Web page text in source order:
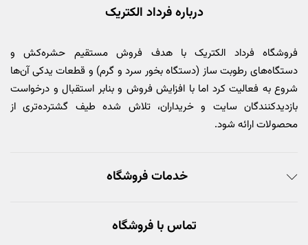
درباره فرداد الکتریک
فروشگاه فرداد الکتریک با هدف فروش مستقیم حشره‌کش و
دستگاه‌های رطوبت ساز (دستگاه بخور سرد و گرم) و قطعات یدکی آن‌ها
شروع به فعالیت کرد اما با افزایش فروش و بنابر استقبال و درخواست
بازدیدکنندگان سایت و خریداران، تلاش شده طیف گشترده‌تری از
محصولات ارائه شود.
خدمات فروشگاه
تماس با فروشگاه